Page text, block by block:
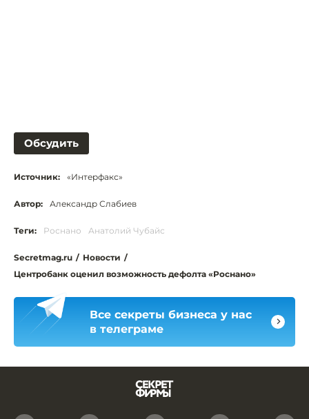
Обсудить
Источник: «Интерфакс»
Автор: Александр Слабиев
Теги: Роснано Анатолий Чубайс
Secretmag.ru / Новости /
Центробанк оценил возможность дефолта «Роснано»
Все секреты бизнеса у нас
в телеграме